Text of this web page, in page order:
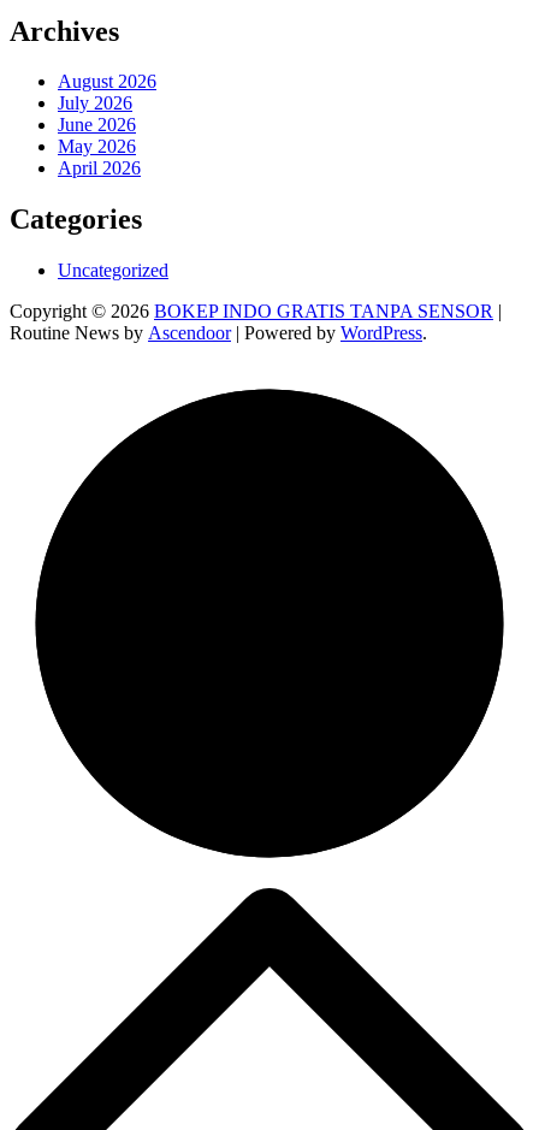
Archives
August 2026
July 2026
June 2026
May 2026
April 2026
Categories
Uncategorized
Copyright © 2026 BOKEP INDO GRATIS TANPA SENSOR |
Routine News by Ascendoor| Powered by WordPress.